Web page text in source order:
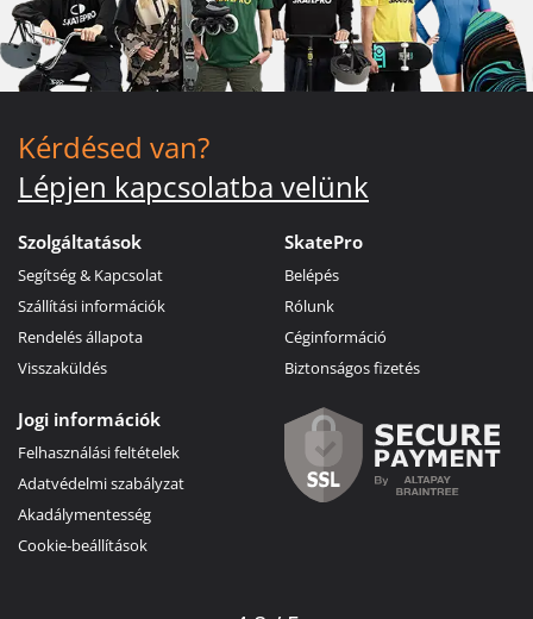
Kérdésed van?
Lépjen kapcsolatba velünk
Szolgáltatások
Segítség & Kapcsolat
Szállítási információk
Rendelés állapota
Visszaküldés
SkatePro
Belépés
Rólunk
Céginformáció
Biztonságos fizetés
Jogi információk
Felhasználási feltételek
Adatvédelmi szabályzat
Akadálymentesség
Cookie-beállítások